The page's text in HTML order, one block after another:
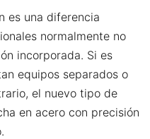
es una diferencia
normalmente no
incorporada. Si es
equipos separados o
el nuevo tipo de
en acero con precisión